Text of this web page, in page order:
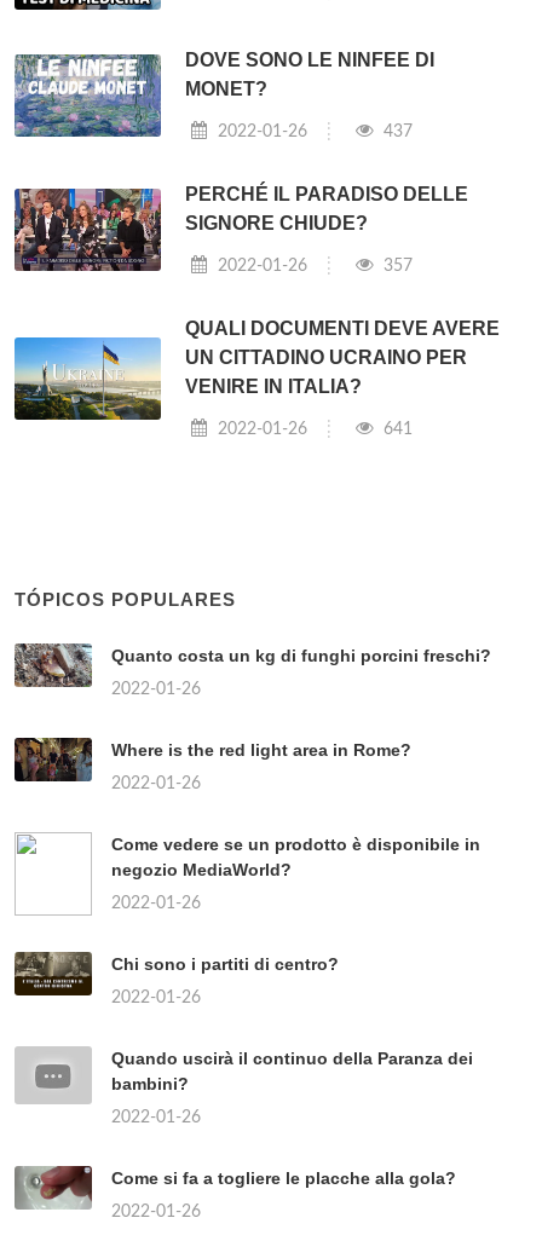
DOVE SONO LE NINFEE DI
MONET?
2022-01-26 437
PERCHÉ IL PARADISO DELLE
SIGNORE CHIUDE?
2022-01-26 357
QUALI DOCUMENTI DEVE AVERE
UN CITTADINO UCRAINO PER
VENIRE IN ITALIA?
2022-01-26 641
TÓPICOS POPULARES
Quanto costa un kg di funghi porcini freschi?
2022-01-26
Where is the red light area in Rome?
2022-01-26
Come vedere se un prodotto è disponibile in
negozio MediaWorld?
2022-01-26
Chi sono i partiti di centro?
2022-01-26
Quando uscirà il continuo della Paranza dei
bambini?
2022-01-26
Come si fa a togliere le placche alla gola?
2022-01-26